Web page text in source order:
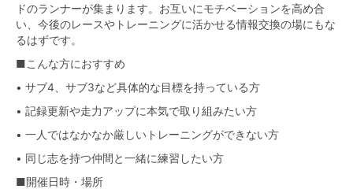
ドのランナーが集まります。お互いにモチベーションを高め合
い、今後のレースやトレーニングに活かせる情報交換の場にもな
るはずです。
■こんな方におすすめ
• サブ4、サブ3など具体的な目標を持っている方
• 記録更新や走力アップに本気で取り組みたい方
• 一人ではなかなか厳しいトレーニングができない方
• 同じ志を持つ仲間と一緒に練習したい方
■開催日時・場所